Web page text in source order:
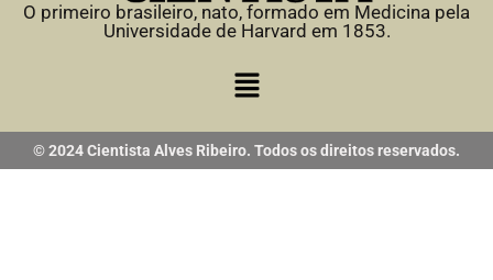
O primeiro brasileiro, nato, formado em Medicina pela
Universidade de Harvard em 1853.
© 2024 Cientista Alves Ribeiro. Todos os direitos reservados.